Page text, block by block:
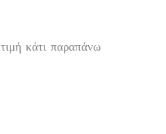
κάτι παραπάνω